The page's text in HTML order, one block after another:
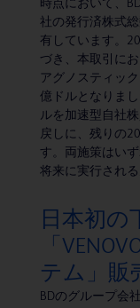
時点において、
社の発行済株式
有しています。
づき、本取引に
アグノスティッ
億ドルとなりま
ルを加速型自社
戻しに、残りの
す。両施策はい
将来に実行される
日本初の
「
テム」販
BDのグループ会